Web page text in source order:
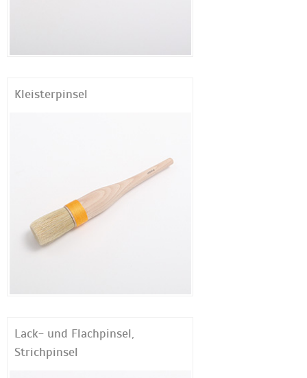
Kleisterpinsel
Lack- und Flachpinsel,
Strichpinsel